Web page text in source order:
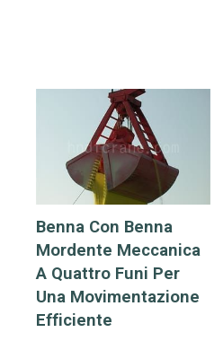
Benna Con Benna
Mordente Meccanica
A Quattro Funi Per
Una Movimentazione
Efficiente